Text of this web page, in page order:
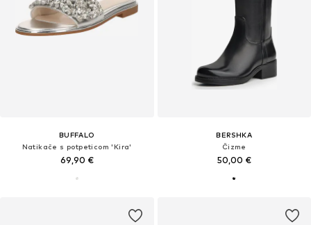
BUFFALO
Natikače s potpeticom 'Kira'
69,90 €
BERSHKA
Čizme
50,00 €